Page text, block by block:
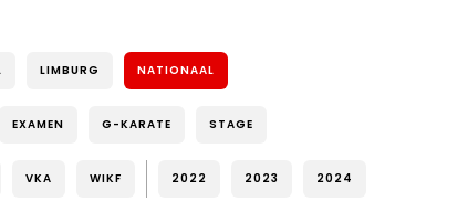
LIMBURG NATIONAAL
EXAMEN G-KARATE STAGE
VKA WIKF 2022 2023 2024